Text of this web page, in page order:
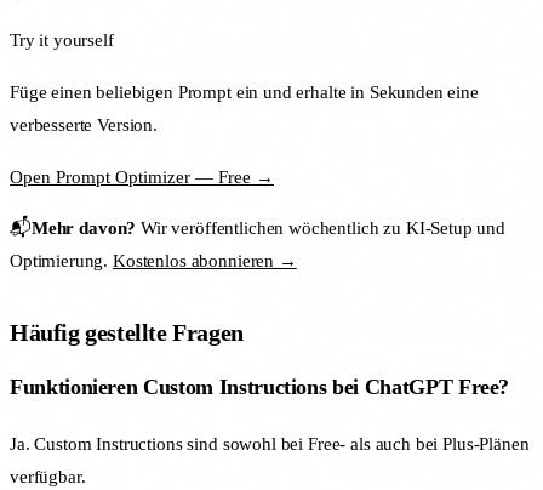
Try it yourself
Füge einen beliebigen Prompt ein und erhalte in Sekunden eine
verbesserte Version.
Open Prompt Optimizer — Free →
📬Mehr davon? Wir veröffentlichen wöchentlich zu KI-Setup und
Optimierung.Kostenlos abonnieren →
Häufig gestellte Fragen
Funktionieren Custom Instructions bei ChatGPT Free?
Ja. Custom Instructions sind sowohl bei Free- als auch bei Plus-Plänen
verfügbar.